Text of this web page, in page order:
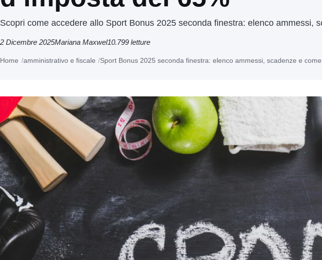
Scopri come accedere allo Sport Bonus 2025 seconda finestra: elenco ammessi,
2 Dicembre 2025Mariana Maxwel10.799 letture
Home amministrativo e fiscale Sport Bonus 2025 seconda finestra: elenco ammessi, scadenze e